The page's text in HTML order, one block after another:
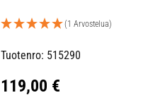
(1 Arvostelua)
Tuotenro: 515290
119,00 €